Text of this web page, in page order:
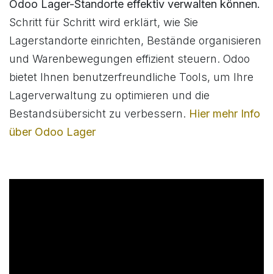
Odoo Lager-Standorte effektiv verwalten können.
Schritt für Schritt wird erklärt, wie Sie
Lagerstandorte einrichten, Bestände organisieren
und Warenbewegungen effizient steuern. Odoo
bietet Ihnen benutzerfreundliche Tools, um Ihre
Lagerverwaltung zu optimieren und die
Bestandsübersicht zu verbessern. Hier mehr Info
über Odoo Lager